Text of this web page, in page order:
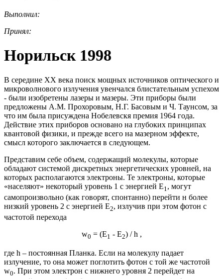
Выполнил:
Принял:
Норильск 1998
В середине XX века поиск мощных источников оптического и
микроволнового излучения увенчался блистательным успехом
- были изобретены лазеры и мазеры. Эти приборы были
предложены А.М. Прохоровым, Н.Г. Басовым и Ч. Таунсом, за
что им была присуждена Нобелевскя премия 1964 года.
Действие этих приборов основано на глубоких принципах
квантовой физики, и прежде всего на мазерном эффекте,
смысл которого заключается в следующем.
Представим себе объем, содержащий молекулы, которые
обладают системой дискретных энергетических уровней, на
которых располагаются электроны. Те электроны, которые
«населяют» некоторый уровень 1 с энергией E1 , могут
самопроизвольно (как говорят, спонтанно) перейти н более
низкий уровень 2 с энергией E2, излучив при этом фотон с
частотой перехода
w0 = (E1 - E2) / h ,
где h – постоянная Планка. Если на молекулу падает
излучение, то она может поглотить фотон с той же частотой
w0. При этом электрон с нижнего уровня 2 перейдет на